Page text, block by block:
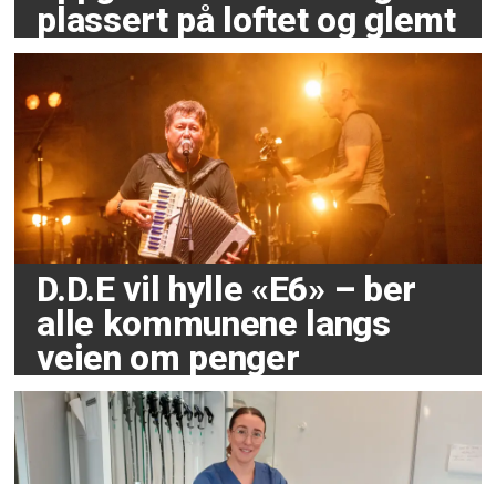
plassert på loftet og glemt
D.D.E vil hylle «E6» – ber
alle kommunene langs
veien om penger